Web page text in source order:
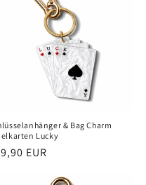
& Bag Charm
Lucky
EUR